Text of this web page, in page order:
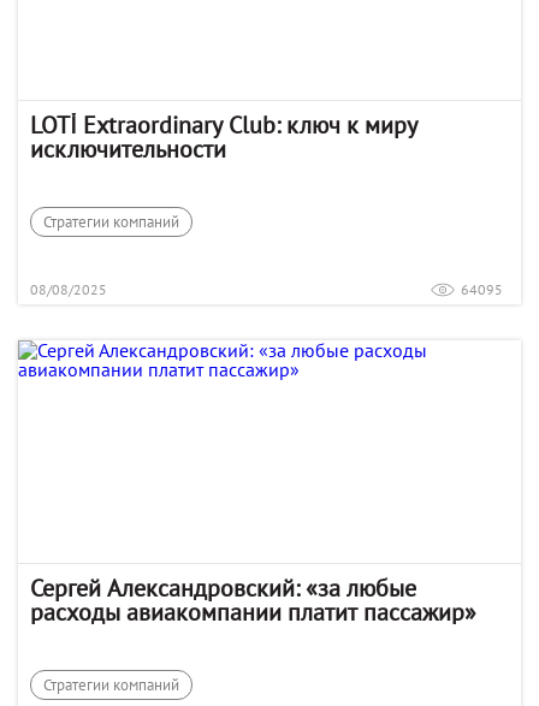
LOTİ Extraordinary Club: ключ к миру
исключительности
Стратегии компаний
08/08/2025 64095
Сергей Александровский: «за любые
расходы авиакомпании платит пассажир»
Стратегии компаний